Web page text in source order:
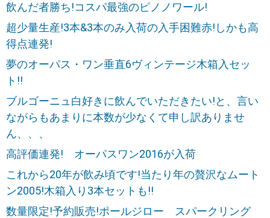
飲んだ者勝ち!コスパ最強のピノノワール!
超少量生産!3本&3本のみ入荷の入手困難赤!しかも高
得点連発!
夢のオーパス・ワン垂直6ヴィンテージ木箱入セッ
ト!!
ブルゴーニュ白好きに飲んでいただきたい!と、言い
ながらもあまりに本数が少なくて申し訳ありませ
ん、、、
高評価連発! オーパスワン2016が入荷
これから20年が飲み頃です!当たり年の贅沢なムート
ン2005!木箱入り3本セットも!!
数量限定!予約販売!ポールジロー スパークリング